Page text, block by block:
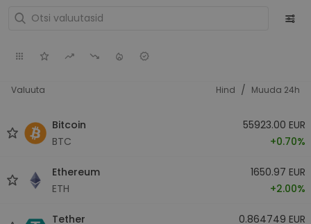
Valuuta Hind / Muuda 24h
Bitcoin
BTC
55923.00 EUR
+0.70%
Ethereum
ETH
1650.97 EUR
+2.00%
Tether
0.864749 EUR